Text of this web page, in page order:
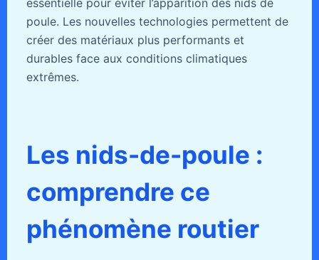
poule. Les nouvelles technologies permettent de
créer des matériaux plus performants et
durables face aux conditions climatiques
extrêmes.
Les nids-de-poule :
comprendre ce
phénomène routier